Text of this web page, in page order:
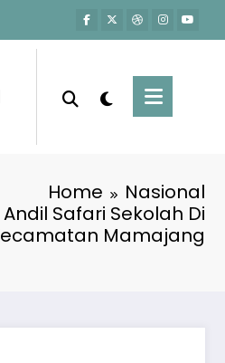
Home
Nasional
Safari Sekolah Di
Mamajang